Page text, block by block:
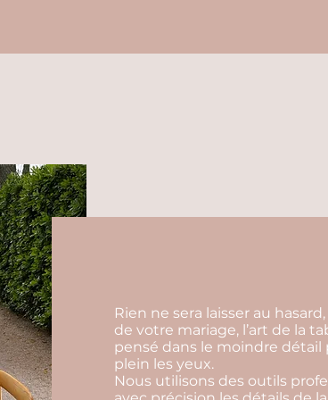
Rien ne sera laisser au
de votre mariage, l’art de la
pensé dans le moindre
plein les yeux.
Nous utilisons des outils